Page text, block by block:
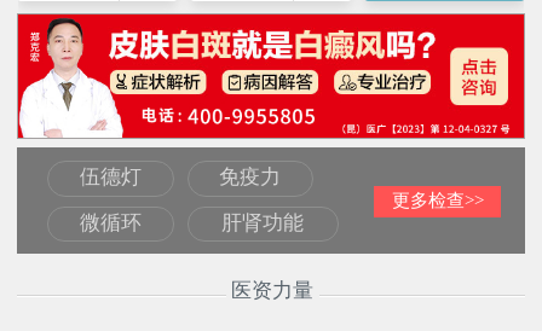
伍德灯
免疫力
微循环
肝肾功能
更多检查>>
医资力量